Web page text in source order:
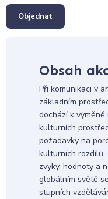
Objednat
Obsah
Při komunikaci v
základním
dochází k
kulturních
požadavky na
kulturních rozdílů,
zvyky, hodnoty a
globálním světě
stupních